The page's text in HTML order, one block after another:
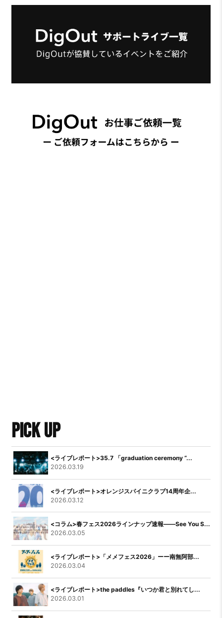
PICK UP
<ライブレポート>35.7 「graduation ceremony “...
2026.03.19
<ライブレポート>オレンジスパイニクラブ14周年企...
2026.03.12
<コラム>春フェス2026ラインナップ速報――See You S...
2026.03.05
<ライブレポート>「メメフェス2026」ーー南無阿部...
2026.03.04
<ライブレポート>the paddles『いつか君と別れてし...
2026.03.01